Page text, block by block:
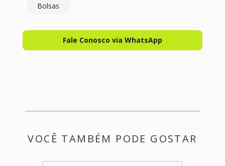
Bolsas
Fale Conosco via WhatsApp
VOCÊ TAMBÉM PODE GOSTAR